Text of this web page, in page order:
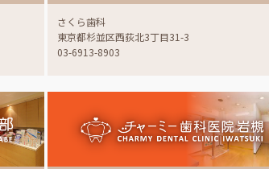
さくら歯科
東京都杉並区西荻北3丁目31-3
03-6913-8903